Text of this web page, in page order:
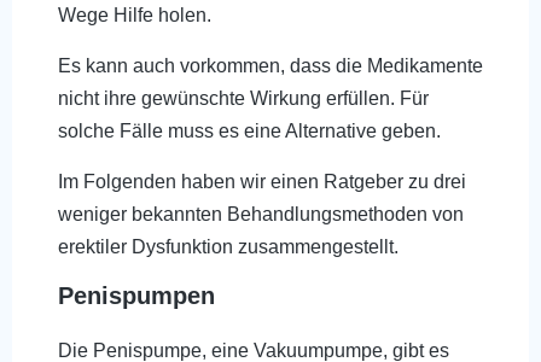
Wege Hilfe holen.
Es kann auch vorkommen, dass die Medikamente
nicht ihre gewünschte Wirkung erfüllen. Für
solche Fälle muss es eine Alternative geben.
Im Folgenden haben wir einen Ratgeber zu drei
weniger bekannten Behandlungsmethoden von
erektiler Dysfunktion zusammengestellt.
Penispumpen
Die Penispumpe, eine Vakuumpumpe, gibt es